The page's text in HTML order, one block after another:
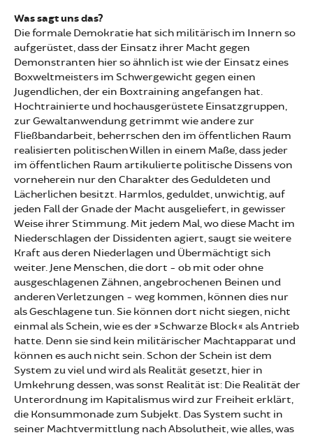
Was sagt uns das?
Die formale Demokratie hat sich militärisch im Innern so
aufgerüstet, dass der Einsatz ihrer Macht gegen
Demonstranten hier so ähnlich ist wie der Einsatz eines
Boxweltmeisters im Schwergewicht gegen einen
Jugendlichen, der ein Boxtraining angefangen hat.
Hochtrainierte und hochausgerüstete Einsatzgruppen,
zur Gewaltanwendung getrimmt wie andere zur
Fließbandarbeit, beherrschen den im öffentlichen Raum
realisierten politischen Willen in einem Maße, dass jeder
im öffentlichen Raum artikulierte politische Dissens von
vorneherein nur den Charakter des Geduldeten und
Lächerlichen besitzt. Harmlos, geduldet, unwichtig, auf
jeden Fall der Gnade der Macht ausgeliefert, in gewisser
Weise ihrer Stimmung. Mit jedem Mal, wo diese Macht im
Niederschlagen der Dissidenten agiert, saugt sie weitere
Kraft aus deren Niederlagen und Übermächtigt sich
weiter. Jene Menschen, die dort - ob mit oder ohne
ausgeschlagenen Zähnen, angebrochenen Beinen und
anderen Verletzungen - weg kommen, können dies nur
als Geschlagene tun. Sie können dort nicht siegen, nicht
einmal als Schein, wie es der »Schwarze Block« als Antrieb
hatte. Denn sie sind kein militärischer Machtapparat und
können es auch nicht sein. Schon der Schein ist dem
System zu viel und wird als Realität gesetzt, hier in
Umkehrung dessen, was sonst Realität ist: Die Realität der
Unterordnung im Kapitalismus wird zur Freiheit erklärt,
die Konsummonade zum Subjekt. Das System sucht in
seiner Machtvermittlung nach Absolutheit, wie alles, was